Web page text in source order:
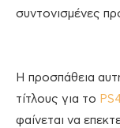
συντονισμένες
Η προσπάθεια
τίτλους για το
φαίνεται να